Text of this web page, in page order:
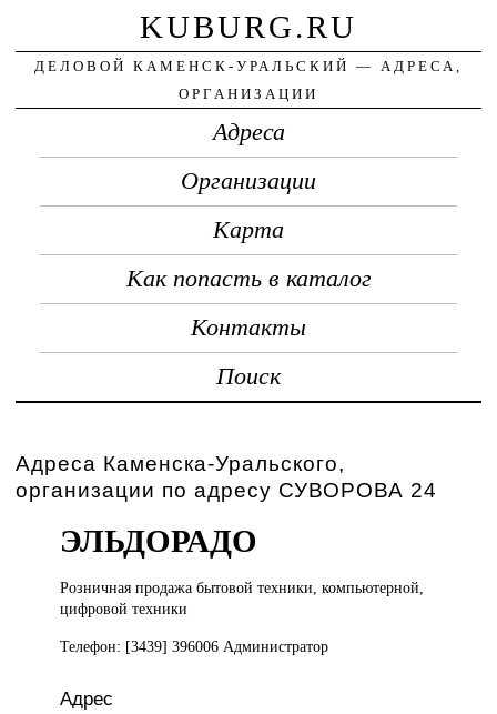
KUBURG.RU
ДЕЛОВОЙ КАМЕНСК-УРАЛЬСКИЙ — АДРЕСА,
ОРГАНИЗАЦИИ
Адреса
Организации
Карта
Как попасть в каталог
Контакты
Поиск
Адреса Каменска-Уральского,
организации по адресу СУВОРОВА 24
ЭЛЬДОРАДО
Розничная продажабытовой техники, компьютерной,
цифровой техники
Телефон: [3439] 396006 Администратор
Адрес